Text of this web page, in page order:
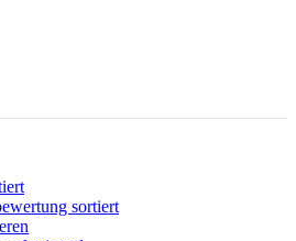
sortiert